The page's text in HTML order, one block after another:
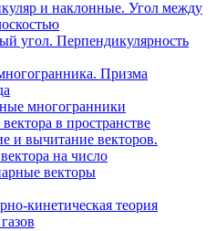
и наклонные. Угол между
угол. Перпендикулярность
Призма
многогранники
в пространстве
и вычитание векторов.
на число
векторы
кинетическая теория